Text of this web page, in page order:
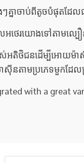
ងៗគ្នាចាប់ពីតូចបំផុ
បាលអថេរយោងទៅតា
ស់អតិថិជនដើម្បីអោយ
ស៊ីនតាមប្រភេទមួកដែល
with a great